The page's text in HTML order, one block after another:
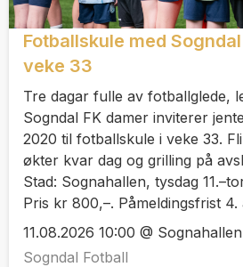
Fotballskule med
veke 33
Tre dagar fulle av fotballglede,
Sogndal FK damer inviterer
2020 til fotballskule i veke 33.
økter kvar dag og grilling på
Stad: Sognahallen, tysdag
Pris kr 800,–. Påmeldingsfrist 4.
11.08.2026 10:00 @ Sognahallen
Sogndal Fotball